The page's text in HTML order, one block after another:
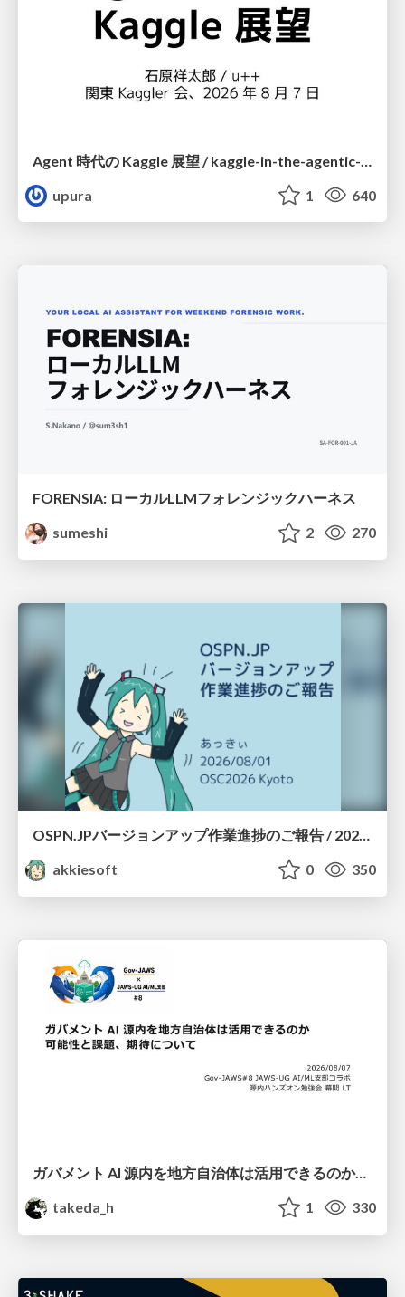
upura
1 640
FORENSIA: ローカルLLMフォレンジックハーネス
sumeshi
2 270
OSPN.JPバージョンアップ作業進捗のご報告 / 20260801-osc26kyoto
akkiesoft
0 350
ガバメント AI 源内を地方自治体は活用できるのか 可能性と課題、期待について
takeda_h
1 330